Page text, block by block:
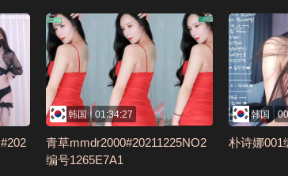
韩国 01:34:27
青草mmdr2000#20211225NO2
编号1265E7A1
韩国
朴诗娜001